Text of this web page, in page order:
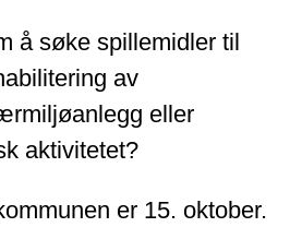
å søke spillemidler til
av
eller
aktivitetet?
er 15. oktober.